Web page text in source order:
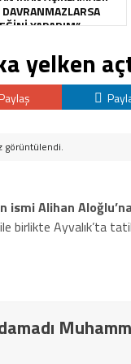
YAPARIM”
yelken
görüntülendi.
Alihan
birlikte Ayvalık’ta